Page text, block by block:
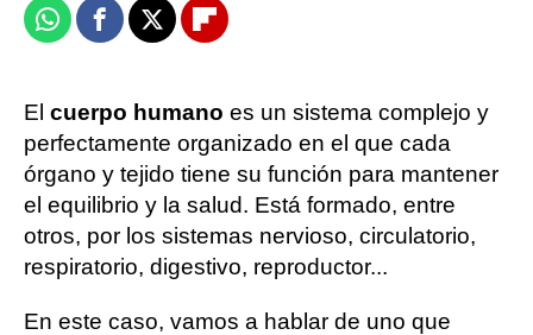
WhatsappFacebook
X Flipboard
El cuerpo humano es un sistema complejo y
perfectamente organizado en el que cada
órgano y tejido tiene su función para mantener
el equilibrio y la salud. Está formado, entre
otros, por los sistemas nervioso, circulatorio,
respiratorio, digestivo, reproductor...
En este caso, vamos a hablar de uno que